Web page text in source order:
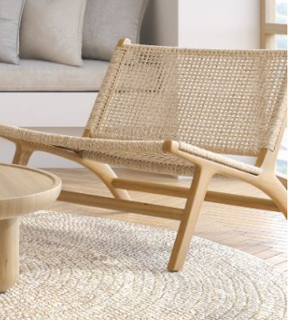
250 kg.
Tylko nóżki należy wkręcić do fotela.
pewne przekłamania kolorów,
różnić od rzeczywistości.
wymiarów sofy.
nie posiada funkcji spania.